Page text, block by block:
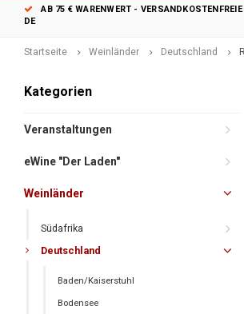
AB 75 € WARENWERT - VERSANDKOSTENFREIE
DE
Startseite Weinländer Deutschland
Kategorien
Veranstaltungen
eWine "Der Laden"
Weinländer
Südafrika
Deutschland
Baden/Kaiserstuhl
Bodensee